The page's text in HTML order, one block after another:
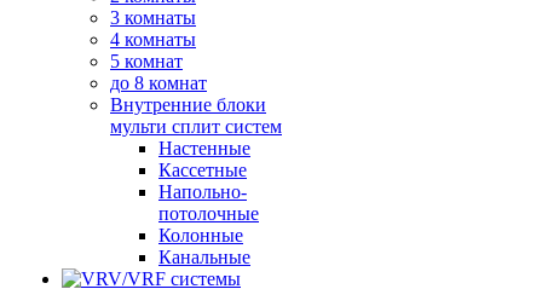
3 комнаты
4 комнаты
5 комнат
до 8 комнат
Внутренние блоки
мульти сплит систем
Настенные
Кассетные
Напольно-
потолочные
Колонные
Канальные